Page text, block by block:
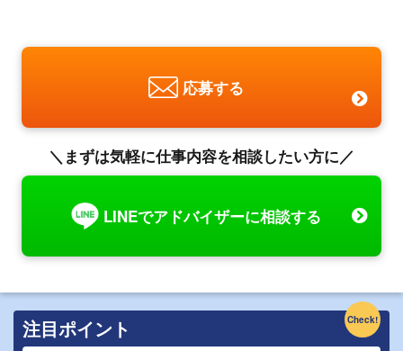
応募する
＼まずは気軽に仕事内容を相談したい方に／
LINEでアドバイザーに相談する
注目ポイント Check!